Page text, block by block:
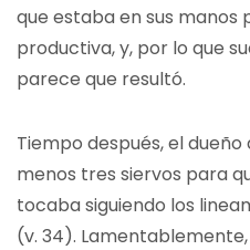
que estaba en sus manos
productiva, y, por lo que
parece que resultó.
Tiempo después, el
menos tres siervos para
tocaba siguiendo los
(v. 34).